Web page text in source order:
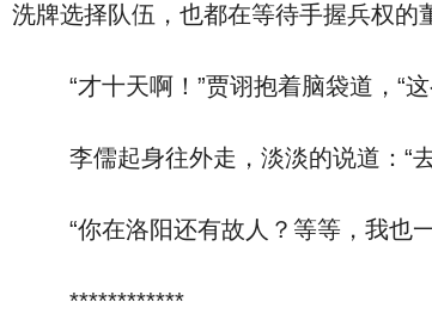
洗牌选择队伍，也都在等待手握兵权的
“才十天啊！”贾诩抱着脑袋道，“这
李儒起身往外走，淡淡的说道：“去
“你在洛阳还有故人？等等，我也一
************